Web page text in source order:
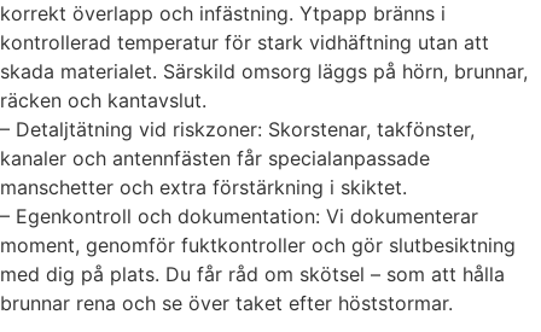
korrekt överlapp och infästning. Ytpapp bränns i
kontrollerad temperatur för stark vidhäftning utan att
skada materialet. Särskild omsorg läggs på hörn, brunnar,
räcken och kantavslut.
– Detaljtätning vid riskzoner: Skorstenar, takfönster,
kanaler och antennfästen får specialanpassade
manschetter och extra förstärkning i skiktet.
– Egenkontroll och dokumentation: Vi dokumenterar
moment, genomför fuktkontroller och gör slutbesiktning
med dig på plats. Du får råd om skötsel – som att hålla
brunnar rena och se över taket efter höststormar.